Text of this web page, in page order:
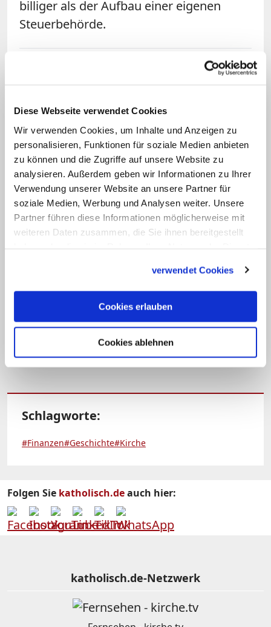
Diese Webseite verwendet Cookies
Wir verwenden Cookies, um Inhalte und Anzeigen zu
personalisieren, Funktionen für soziale Medien anbieten
zu können und die Zugriffe auf unsere Website zu
analysieren. Außerdem geben wir Informationen zu Ihrer
Verwendung unserer Website an unsere Partner für
soziale Medien, Werbung und Analysen weiter. Unsere
Partner führen diese Informationen möglicherweise mit
weiteren Daten zusammen, die Sie ihnen bereitgestellt
verwendet Cookies
Cookies erlauben
Cookies ablehnen
billiger als der Aufbau einer eigenen
Steuerbehörde.
THEMA
Mitglieder der Kirche, die in Deutschland
lohn- oder einkommenssteuerpflichtig sind
zahlen Kirchensteuer. Damit tragen und
unterstützen sie die Arbeit der Kirche.
Schlagworte:
#Finanzen#Geschichte#Kirche
Folgen Sie katholisch.deauch hier:
katholisch.de-Netzwerk